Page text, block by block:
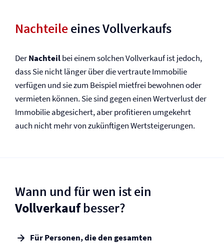
Nachteileeines Vollverkaufs
DerNachteilbei einem solchen Vollverkauf ist jedoch,
dass Sie nicht länger über die vertraute Immobilie
verfügen und sie zum Beispiel mietfrei bewohnen oder
vermieten können. Sie sind gegen einen Wertverlust der
Immobilie abgesichert, aber profitieren umgekehrt
auch nicht mehr von zukünftigen Wertsteigerungen.
Wann und für wen ist ein
Vollverkaufbesser?
Für Personen, die den gesamten